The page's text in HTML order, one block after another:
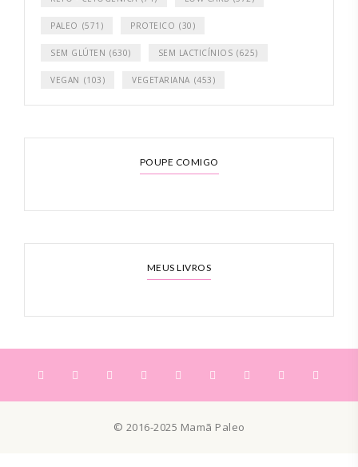
PALEO (571) PROTEICO (30)
SEM GLÚTEN (630) SEM LACTICÍNIOS (625)
VEGAN (103) VEGETARIANA (453)
POUPE COMIGO
MEUS LIVROS
© 2016-2025 Mamã Paleo